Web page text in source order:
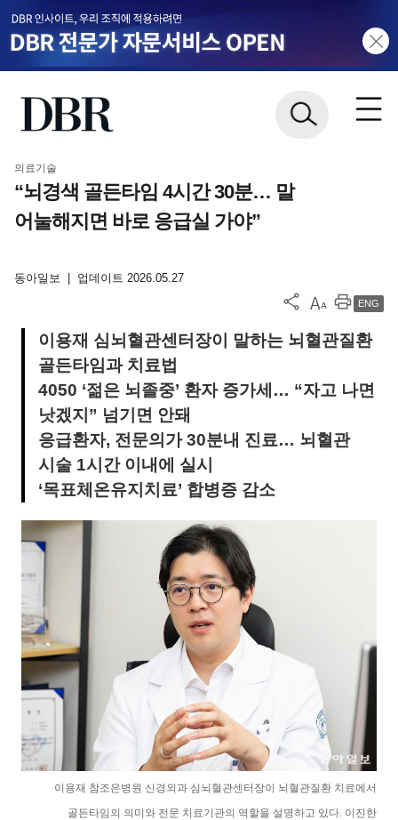
의료기술
“뇌경색 골든타임 4시간 30분… 말
어눌해지면 바로 응급실 가야”
동아일보 업데이트 2026.05.27
ENG
이용재 심뇌혈관센터장이 말하는 뇌혈관질환
골든타임과 치료법
4050 ‘젊은 뇌졸중’ 환자 증가세… “자고 나면
낫겠지” 넘기면 안돼
응급환자, 전문의가 30분내 진료… 뇌혈관
시술 1시간 이내에 실시
‘목표체온유지치료’ 합병증 감소
이용재 참조은병원 신경외과 심뇌혈관센터장이 뇌혈관질환 치료에서
골든타임의 의미와 전문 치료기관의 역할을 설명하고 있다. 이진한